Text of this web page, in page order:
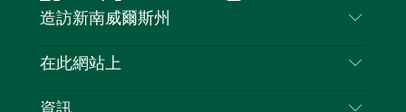
嘰
喳
造訪新南威爾斯州
聯絡我們
在此網站上
目的地